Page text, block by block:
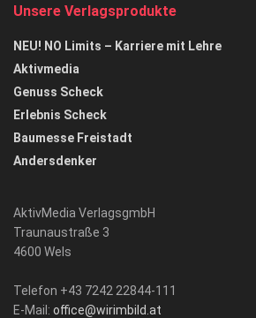
Unsere Verlagsprodukte
NEU! NO Limits – Karriere mit Lehre
Aktivmedia
Genuss Scheck
Erlebnis Scheck
Baumesse Freistadt
Andersdenker
AktivMedia VerlagsgmbH
Traunaustraße 3
4600 Wels
Telefon +43 7242 22844-111
E-Mail: office@wirimbild.at